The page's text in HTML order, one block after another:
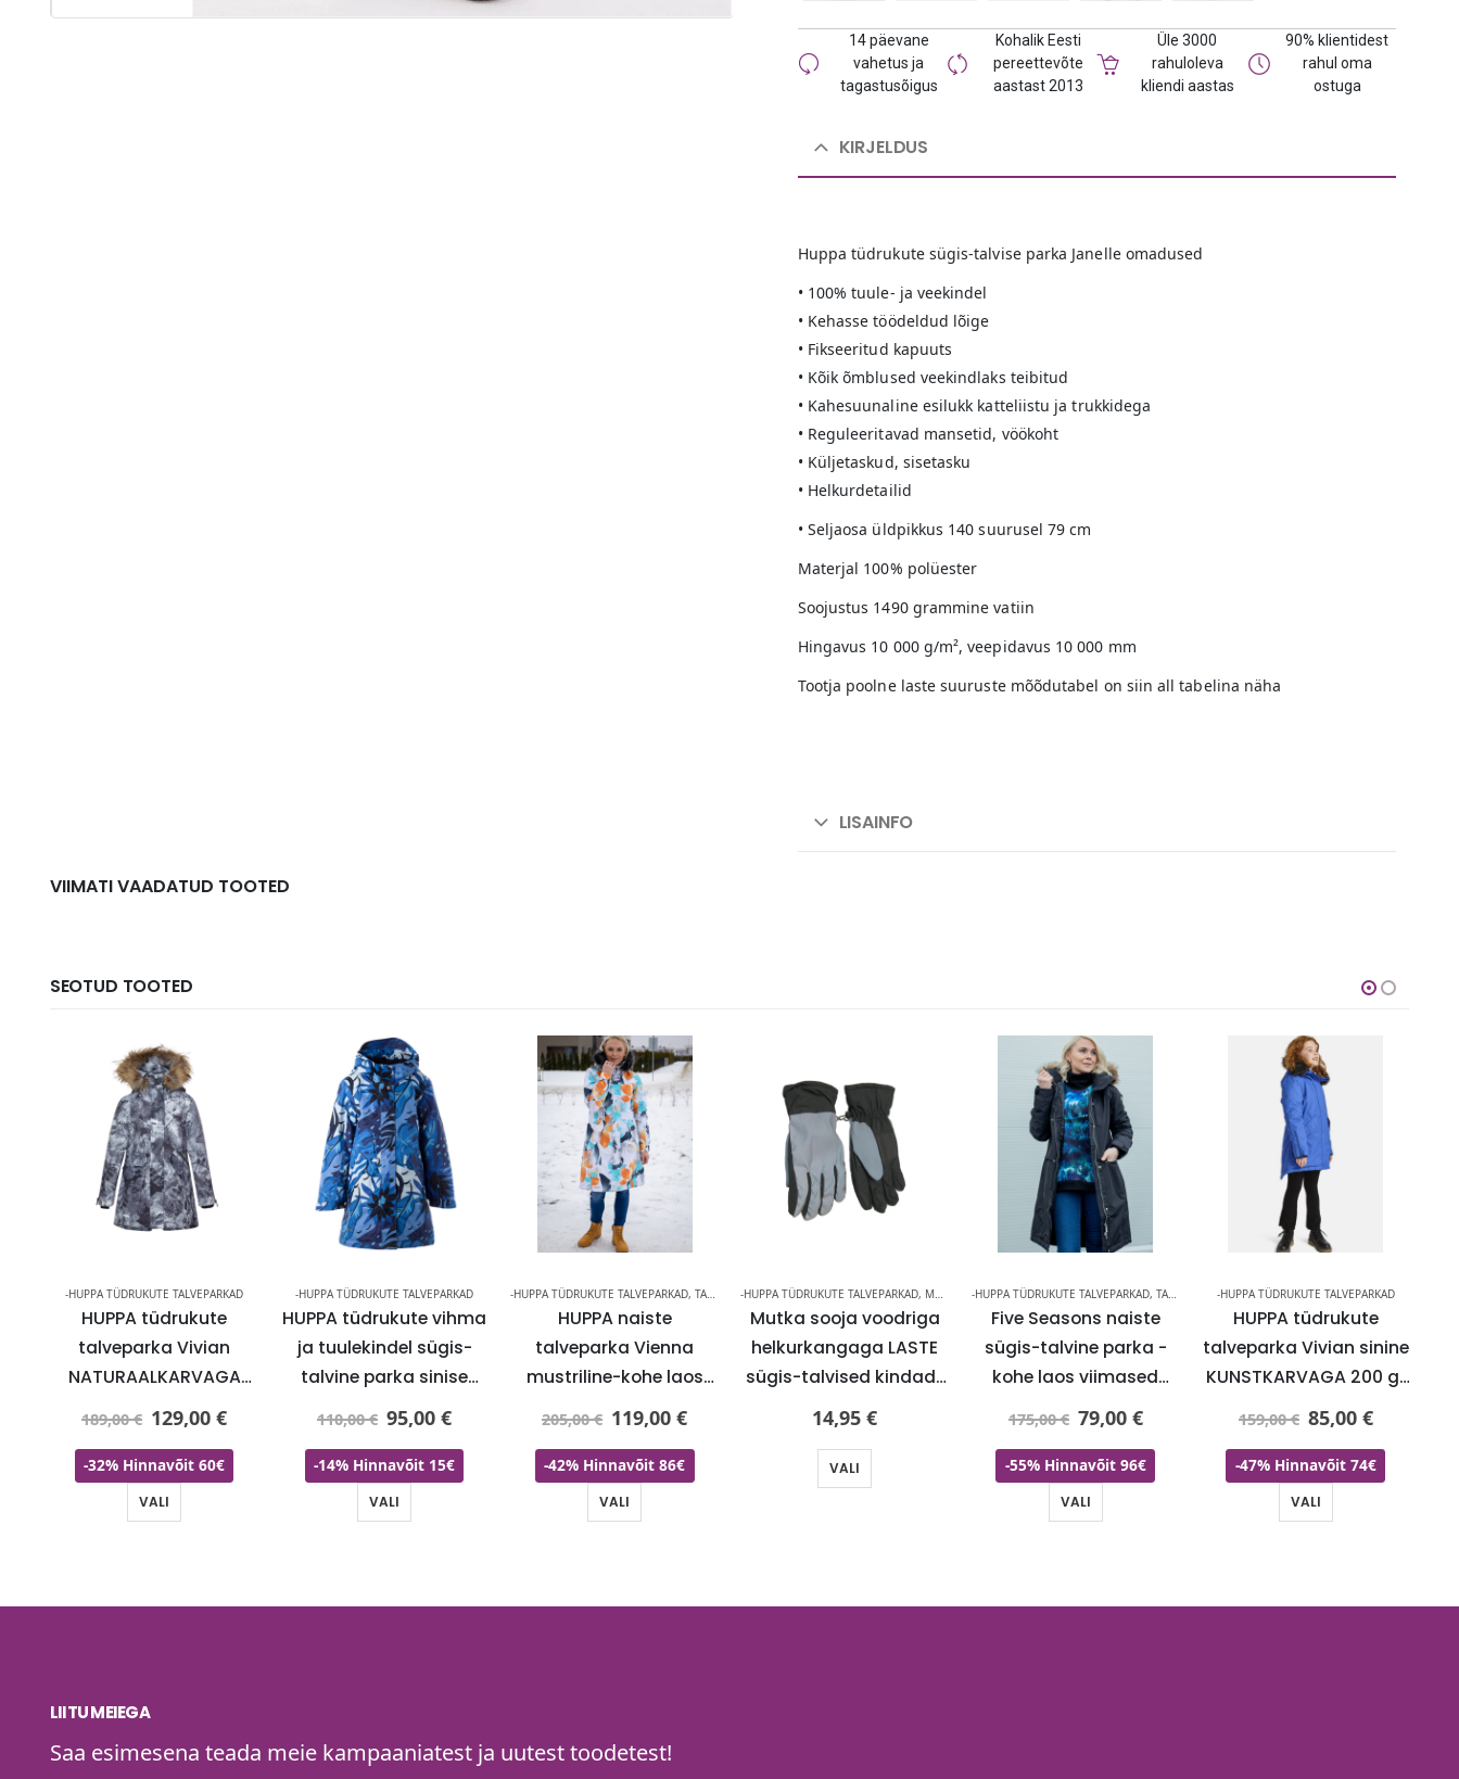
14 päevane
vahetus ja
tagastusõigus
Kohalik Eesti
pereettevõte
aastast 2013
Üle 3000
rahuloleva
kliendi aastas
90% klientidest
rahul oma
ostuga
KIRJELDUS
Huppa tüdrukute sügis-talvise parka Janelle omadused
• 100% tuule- ja veekindel
• Kehasse töödeldud lõige
• Fikseeritud kapuuts
• Kõik õmblused veekindlaks teibitud
• Kahesuunaline esilukk katteliistu ja trukkidega
• Reguleeritavad mansetid, vöökoht
• Küljetaskud, sisetasku
• Helkurdetailid
• Seljaosa üldpikkus 140 suurusel 79 cm
Materjal 100% polüester
Soojustus 1490 grammine vatiin
Hingavus 10 000 g/m², veepidavus 10 000 mm
Tootja poolne laste suuruste mõõdutabel on siin all tabelina näha
LISAINFO
VIIMATI VAADATUD TOOTED
SEOTUD TOOTED
-HUPPA TÜDRUKUTE TALVEPARKAD
HUPPA tüdrukute
talveparka Vivian
NATURAALKARVAGA
200 gr soojustusega-
cm(11-13 aastasele)
189,00€ 129,00€
-32% Hinnavõit 60€
VALI
-HUPPA TÜDRUKUTE TALVEPARKAD
HUPPA tüdrukute vihma
ja tuulekindel sügis-
talvine parka sinise
mustriga(140 gr
LAOS
110,00€ 95,00€
-14% Hinnavõit 15€
VALI
-HUPPA TÜDRUKUTE TALVEPARKAD,TALVEJOPED KUNI -60%
HUPPA naiste
talveparka Vienna
mustriline-kohe laos
viimased-SUPER HIND
205,00€ 119,00€
-42% Hinnavõit 86€
VALI
-HUPPA TÜDRUKUTE TALVEPARKAD, MÜTSID, KINDAD, SALLID
Mutka sooja voodriga
helkurkangaga LASTE
sügis-talvised kindad-
KOHE LAOS
14,95€
VALI
-HUPPA TÜDRUKUTE TALVEPARKAD, TALVEJOPED KUNI -60%
Five Seasons naiste
sügis-talvine parka -
kohe laos viimased
XS(34-36)-super hind
175,00€ 79,00 €
-55% Hinnavõit 96€
VALI
-HUPPA TÜDRUKUTE TALVEPARKAD
HUPPA tüdrukute
talveparka Vivian sinine
KUNSTKARVAGA 200 gr
soojustusega-vihma ja
SUPER HIND
159,00€ 85,00 €
-47% Hinnavõit 74€
VALI
LIITU MEIEGA
Saa esimesena teada meie kampaaniatest ja uutest toodetest!